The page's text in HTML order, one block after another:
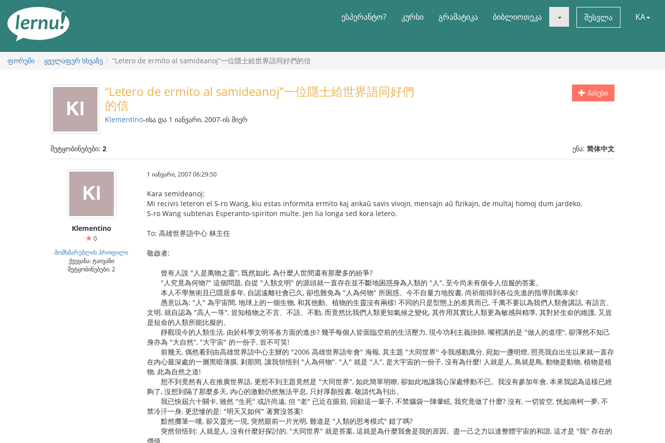
ნახვა
ესპერანტო? კურსი გრამატიკა ბიბლიოთეკა შესვლა KA
ფორუმი ყველაფერ სხვაზე “Letero de ermito al samideanoj”一位隱士給世界語同好們的信
პასუხი
“Letero de ermito al samideanoj”一位隱士給世界語同好們
的信
Klementino-ისა და 1 იანვარი, 2007-ის მიერ
შეტყობინებები: 2 ენა: 简体中文
Klementino
0
მომხმარებლის პროფილი
ქვეყანა: ტაივანი
შეტყობინებები: 2
1 იანვარი, 2007 06:29:50
Kara semideanoj:
Mi recivis leteron el S-ro Wang, kiu estas informita ermito kaj ankaŭ savis vivojn, mensajn aŭ fizikajn, de multaj homoj dum jardeko.
S-ro Wang subtenas Esperanto-spiriton multe. Jen lia longa sed kora letero.
To: 高雄世界語中心 林主任
敬啟者:
曾有人說 "人是萬物之靈", 既然如此, 為什麼人世間還有那麼多的紛爭?
"人究竟為何物?" 這個問題, 自從 "人類文明" 的源頭就一直存在並不斷地困惑身為人類的 "人", 至今尚未有個令人信服的答案。
本人不學無術且已隱居多年, 自認遠離社會已久, 卻也難免為 "人為何物" 所困惑。今不自量力地投書, 尚祈能得到各位先進的指導則萬幸矣!
愚意以為: "人" 為宇宙間, 地球上的一個生物, 和其他動、植物的生靈沒有兩樣! 不同的只是型態上的差異而已, 千萬不要以為我們人類會講話, 有語言、
文明, 就自認為 "高人一等", 豈知植物之不言、不語、不動, 而竟然比我們人類更知氣候之變化, 其作用其實比人類更為敏感與精準, 其對於生命的維護, 又豈
是短命的人類所能比擬的。
靜觀現今的人類生活, 由於科學文明等各方面的進步? 幾乎每個人皆面臨空前的生活壓力, 現今功利主義掛帥, 嘴裡講的是 "做人的道理", 卻渾然不知己
身亦為 "大自然", "大宇宙" 的一份子, 豈不可笑!
前幾天, 偶然看到由高雄世界語中心主辦的 "2006 高雄世界語年會" 海報, 其主題 "大同世界" 令我感動萬分, 宛如一盞明燈, 照亮我自出生以來就一直存
在內心最深處的一層黑暗薄膜, 剎那間, 讓我領悟到 "人為何物". "人" 就是 "人", 是大宇宙的一份子, 沒有為什麼! 人就是人, 鳥就是鳥, 動物是動物, 植物是植
物, 此為自然之道!
想不到竟然有人在推廣世界語, 更想不到主題竟然是 "大同世界", 如此簡單明瞭, 卻如此地讓我心深處悸動不已。我沒有參加年會, 本來我認為這樣已經
夠了, 沒想到隔了那麼多天, 內心的激動仍然無法平息, 只好厚顏投書, 敬請代為刊出。
我已快屆六十關卡, 雖然 "生死" 或許尚遠, 但 "老" 已近在眼前, 回顧這一輩子, 不禁腦袋一陣暈眩, 我究竟做了什麼? 沒有, 一切皆空, 恍如南柯一夢, 不
禁冷汗一身, 更悲慘的是: "明天又如何" 著實沒答案!
黯然擲筆一嘆, 卻又靈光一現, 突然眼前一片光明, 難道是 "人類的思考模式" 錯了嗎?
突然領悟到: 人就是人, 沒有什麼好探討的, "大同世界" 就是答案, 這就是為什麼我會是我的原因。盡一己之力以達整體宇宙的和諧, 這才是 "我" 存在的
價值。